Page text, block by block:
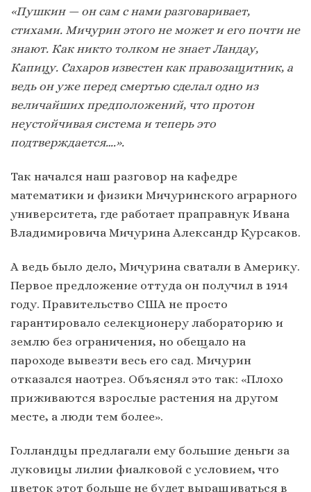
«Пушкин — он сам с нами разговаривает,
стихами. Мичурин этого не может и его почти не
знают. Как никто толком не знает Ландау,
Капицу. Сахаров известен как правозащитник, а
ведь он уже перед смертью сделал одно из
величайших предположений, что протон
неустойчивая система и теперь это
подтверждается….».
Так начался наш разговор на кафедре
математики и физики Мичуринского аграрного
университета, где работает праправнук Ивана
Владимировича Мичурина Александр Курсаков.
А ведь было дело, Мичурина сватали в Америку.
Первое предложение оттуда он получил в 1914
году. Правительство США не просто
гарантировало селекционеру лабораторию и
землю без ограничения, но обещало на
пароходе вывезти весь его сад. Мичурин
отказался наотрез. Объяснял это так: «Плохо
приживаются взрослые растения на другом
месте, а люди тем более».
Голландцы предлагали ему большие деньги за
луковицы лилии фиалковой с условием, что
цветок этот больше не будет выращиваться в